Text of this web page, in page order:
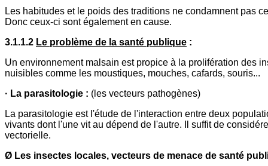
Les habitudes et le poids des traditions ne condamnent pas
Donc ceux-ci sont également en cause.
3.1.1.2 Le problème de la santé publique :
Un environnement malsain est propice à la prolifération des
nuisibles comme les moustiques, mouches, cafards, souris...
· La parasitologie : (les vecteurs pathogènes)
La parasitologie est l'étude de l'interaction entre deux
vivants dont l'une vit au dépend de l'autre. Il suffit de
vectorielle.
Ø Les insectes locales, vecteurs de menace de santé